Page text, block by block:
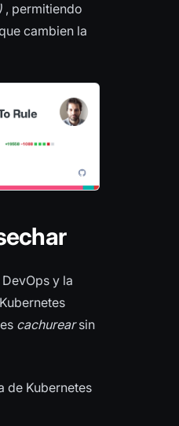
, permitiendo
cambien la
y la
cachurearsin
de Kubernetes